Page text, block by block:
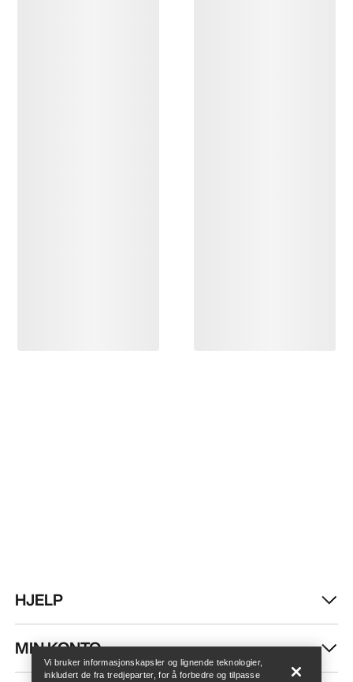
Finn butikk
HJELP
MIN KONTO
Vi bruker informasjonskapsler og lignende teknologier,
inkludert de fra tredjeparter, for å forbedre og tilpasse